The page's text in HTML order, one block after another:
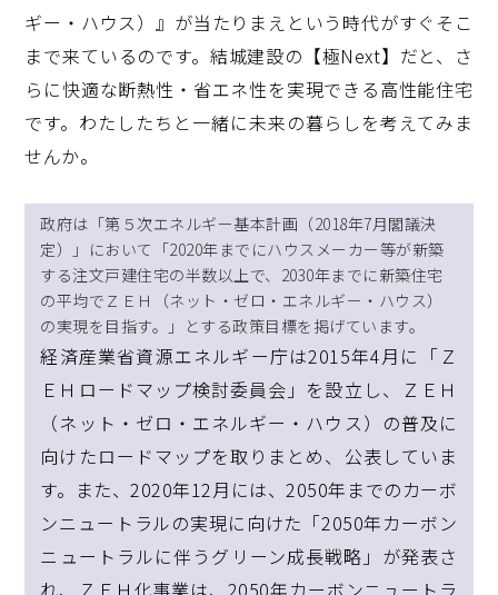
ギー・ハウス）』が当たりまえという時代がすぐそこ
まで来ているのです。結城建設の【極Next】だと、さ
らに快適な断熱性・省エネ性を実現できる高性能住宅
です。わたしたちと一緒に未来の暮らしを考えてみま
せんか。
政府は「第５次エネルギー基本計画（2018年7月閣議決
定）」において「2020年までにハウスメーカー等が新築
する注文戸建住宅の半数以上で、2030年までに新築住宅
の平均でＺＥＨ（ネット・ゼロ・エネルギー・ハウス）
の実現を目指す。」とする政策目標を掲げています。
経済産業省資源エネルギー庁は2015年4月に「Ｚ
ＥＨロードマップ検討委員会」を設立し、ＺＥＨ
（ネット・ゼロ・エネルギー・ハウス）の普及に
向けたロードマップを取りまとめ、公表していま
す。また、2020年12月には、2050年までのカーボ
ンニュートラルの実現に向けた「2050年カーボン
ニュートラルに伴うグリーン成長戦略」が発表さ
れ、ＺＥＨ化事業は、2050年カーボンニュートラ